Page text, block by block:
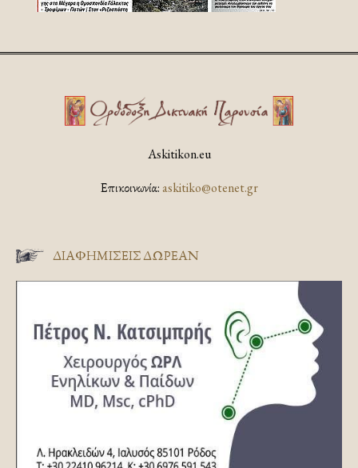
Askitikon.eu
Επικοινωνία:askitiko@otenet.gr
ΔΙΑΦΗΜΊΣΕΙΣ ΔΩΡΕΆΝ